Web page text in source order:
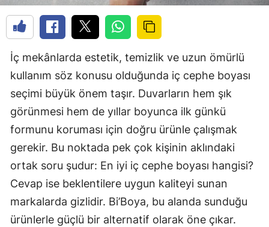
İç mekânlarda estetik, temizlik ve uzun ömürlü
kullanım söz konusu olduğunda iç cephe boyası
seçimi büyük önem taşır. Duvarların hem şık
görünmesi hem de yıllar boyunca ilk günkü
formunu koruması için doğru ürünle çalışmak
gerekir. Bu noktada pek çok kişinin aklındaki
ortak soru şudur: En iyi iç cephe boyası hangisi?
Cevap ise beklentilere uygun kaliteyi sunan
markalarda gizlidir. Bi’Boya, bu alanda sunduğu
ürünlerle güçlü bir alternatif olarak öne çıkar.